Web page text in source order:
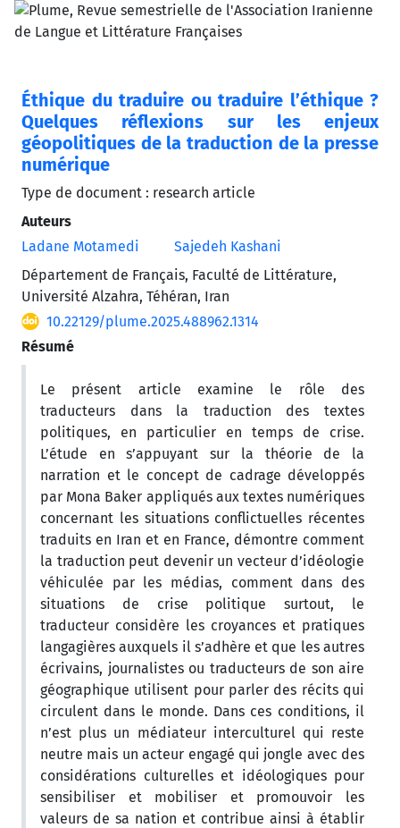
Éthique du traduire ou traduire l’éthique ?
Quelques réflexions sur les enjeux
géopolitiques de la traduction de la presse
numérique
Type de document : research article
Auteurs
Ladane Motamedi
Sajedeh Kashani
Département de Français, Faculté de Littérature,
Université Alzahra, Téhéran, Iran
10.22129/plume.2025.488962.1314
Résumé
Le présent article examine le rôle des
traducteurs dans la traduction des textes
politiques, en particulier en temps de crise.
L’étude en s’appuyant sur la théorie de la
narration et le concept de cadrage développés
par Mona Baker appliqués aux textes numériques
concernant les situations conflictuelles récentes
traduits en Iran et en France, démontre comment
la traduction peut devenir un vecteur d’idéologie
véhiculée par les médias, comment dans des
situations de crise politique surtout, le
traducteur considère les croyances et pratiques
langagières auxquels il s’adhère et que les autres
écrivains, journalistes ou traducteurs de son aire
géographique utilisent pour parler des récits qui
circulent dans le monde. Dans ces conditions, il
n’est plus un médiateur interculturel qui reste
neutre mais un acteur engagé qui jongle avec des
considérations culturelles et idéologiques pour
sensibiliser et mobiliser et promouvoir les
valeurs de sa nation et contribue ainsi à établir